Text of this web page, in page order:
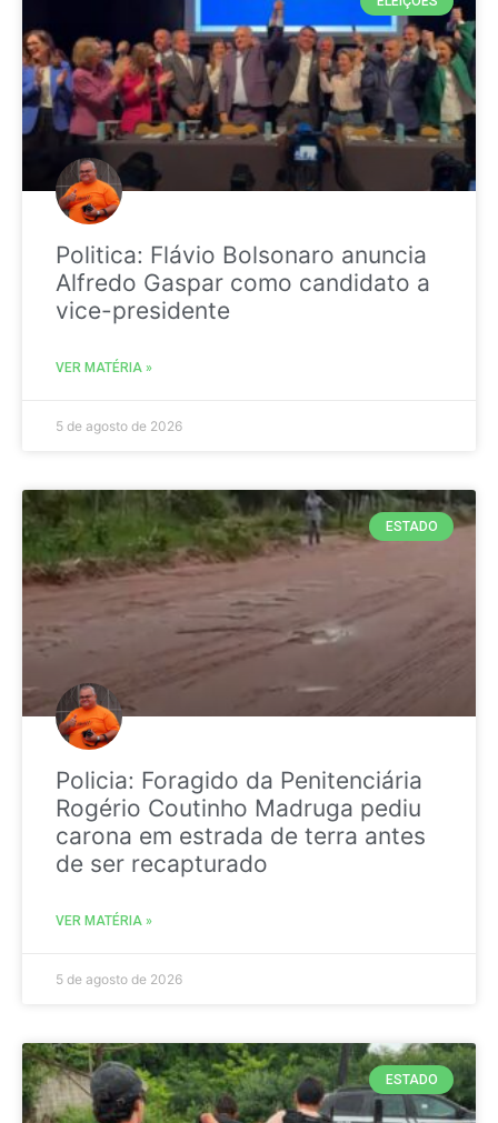
Politica: Flávio Bolsonaro anuncia
Alfredo Gaspar como candidato a
vice-presidente
VER MATÉRIA »
5 de agosto de 2026
ESTADO
Policia: Foragido da Penitenciária
Rogério Coutinho Madruga pediu
carona em estrada de terra antes
de ser recapturado
VER MATÉRIA »
5 de agosto de 2026
ESTADO